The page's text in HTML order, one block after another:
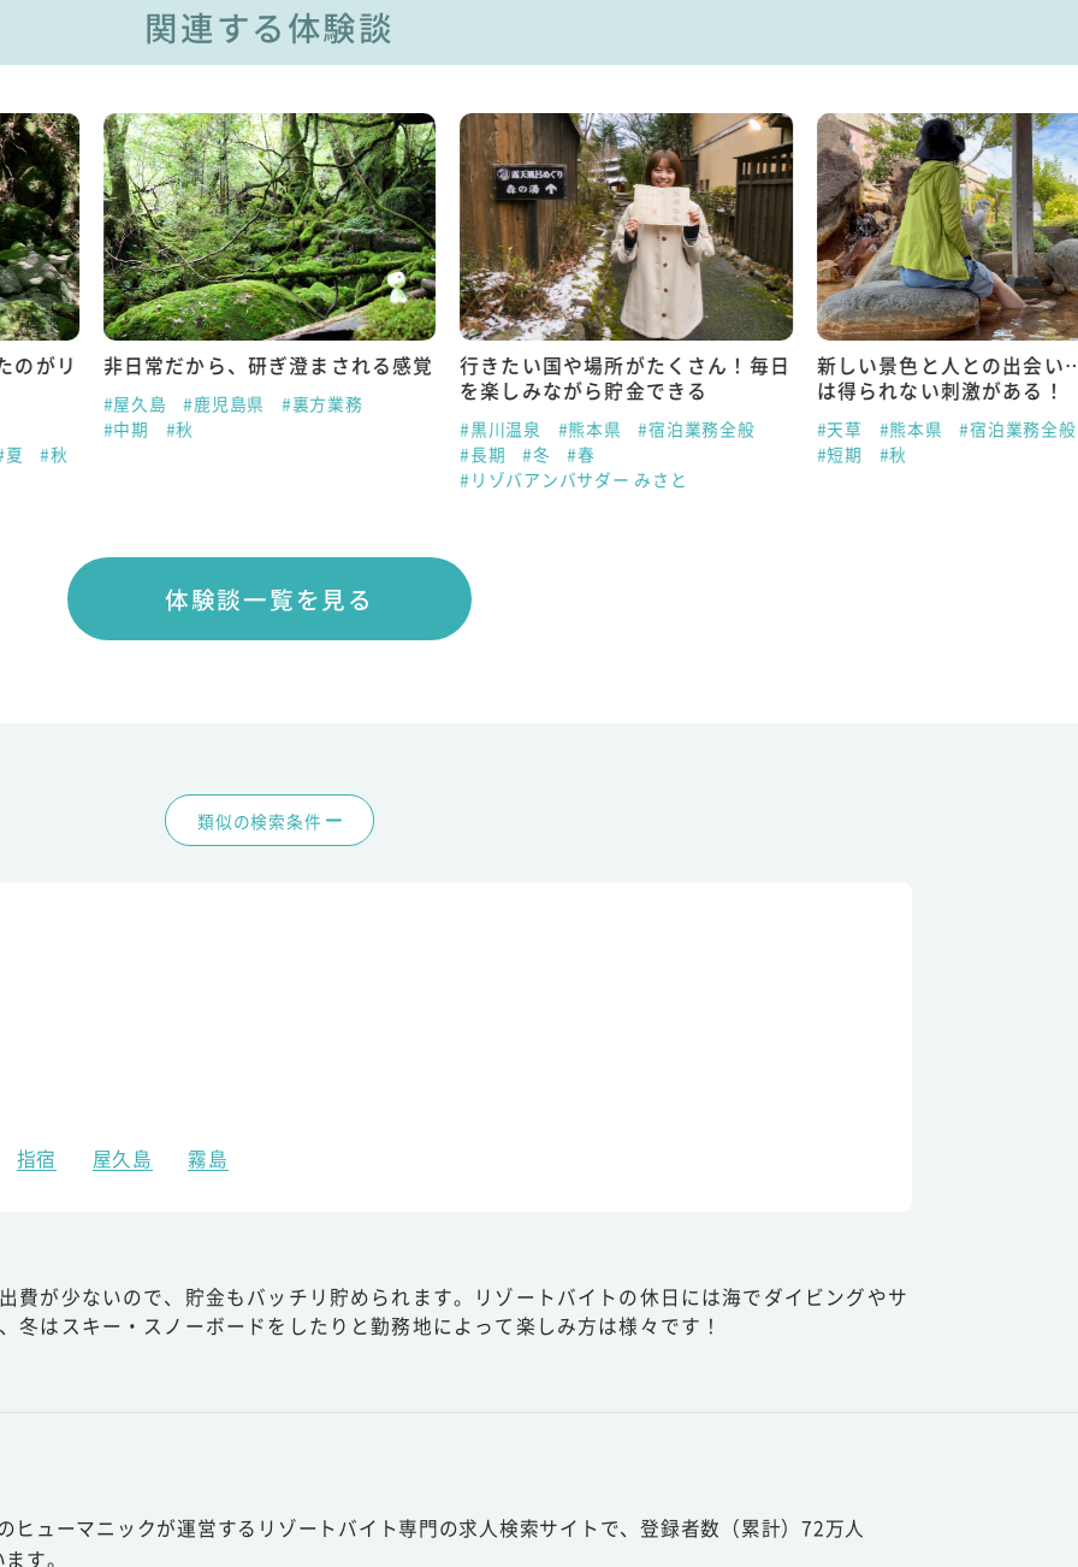
関連する体験談
のがリ
夏 #秋
非日常だから、研ぎ澄まされる感覚
#屋久島 #鹿児島県
#裏方業務
#中期
#秋
行きたい国や場所がたくさん！毎日
を楽しみながら貯金できる
#黒川温泉 #熊本県
#宿泊業務全般
#長期
#冬
#春
#リゾバアンバサダー みさと
新しい景色と人との出会
は得られない刺激がある！
#天草 #熊本県
#宿泊業務全般
#短期
#秋
体験談一覧を見る
類似の検索条件
指宿 屋久島 霧島
費が少ないので、貯金もバッチリ貯められます。リゾートバイトの休日には海でダイビングやサ
冬はスキー・スノーボードをしたりと勤務地によって楽しみ方は様々です！
ューマニックが運営するリゾートバイト専門の求人検索サイトで、登録者数（累計）72万人
す。